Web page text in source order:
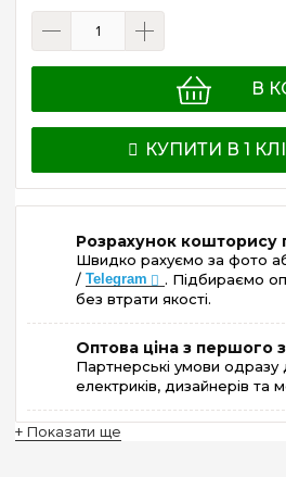
В
КУПИТИ В 1
Розрахунок кошторису
Швидко рахуємо за фото
/ Telegram
. Підбираємо
без втрати якості.
Оптова ціна з першого
Партнерські умови одразу
електриків, дизайнерів та
+ Показати ще